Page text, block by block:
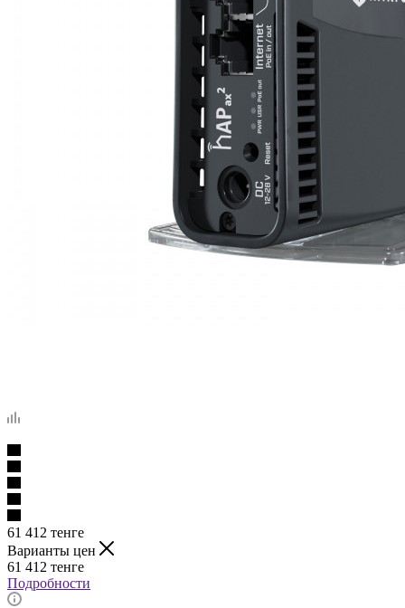
61 412 тенге
Варианты цен
61 412 тенге
Подробности